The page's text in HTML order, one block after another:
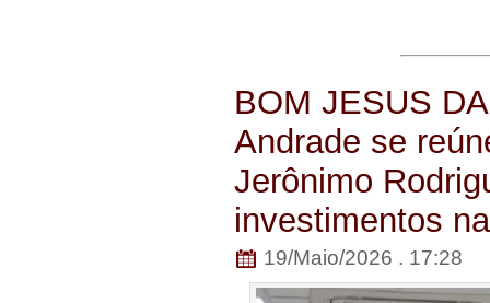
BOM JESUS
Andrade se
Jerônimo
investimentos
19/Maio/2026 . 17:28